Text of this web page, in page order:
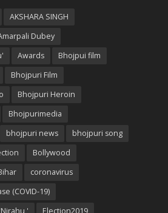
AKSHARA SINGH
Dubey
Awards
Bhojpui film
Bhojpuri Film
Bhojpuri Heroin
Bhojpurimedia
bhojpuri news
bhojpuri song
Bollywood
coronavirus
(COVID-19)
'
Election2019